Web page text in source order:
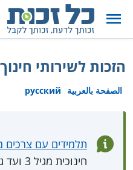
הזכות לשירותי
الصفحة بالعربية
русский
תלמידים עם צרכים
חינוכית מגיל 3 ועד גיל 21 על פי